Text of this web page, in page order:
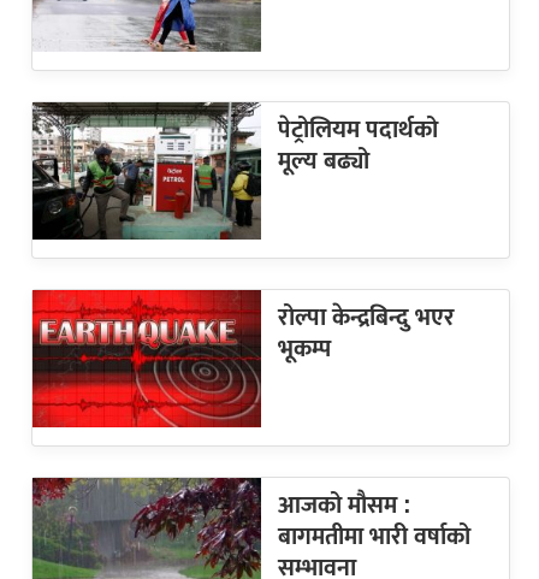
पेट्रोलियम पदार्थको
मूल्य बढ्यो
रोल्पा केन्द्रबिन्दु भएर
भूकम्प
आजको मौसम :
बागमतीमा भारी वर्षाको
सम्भावना